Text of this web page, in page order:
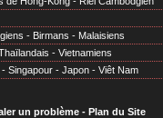
- Birmans - Malaisiens
- Vietnamiens
- Singapour - Japon - Viêt Nam
un problème- Plan du Site